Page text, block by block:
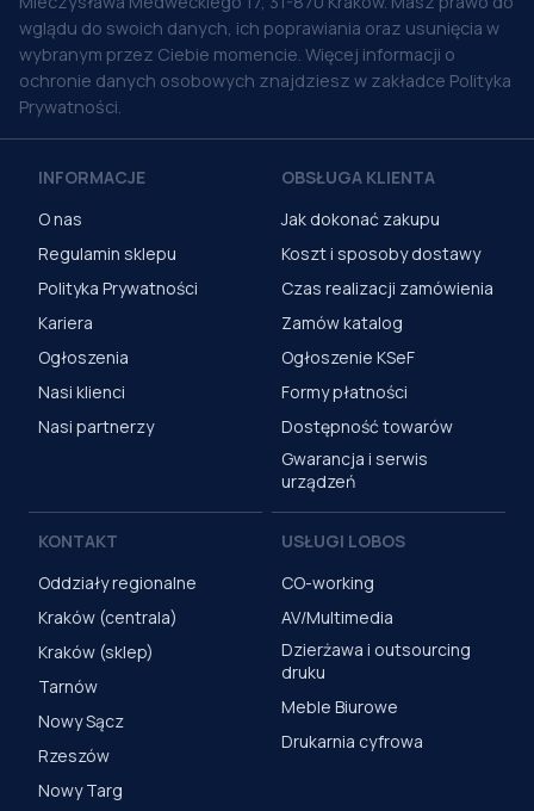
wglądu do swoich danych, ich poprawiania oraz usunięcia w
wybranym przez Ciebie momencie. Więcej informacji o
ochronie danych osobowych znajdziesz w zakładce Polityka
Prywatności.
INFORMACJE
O nas
Regulamin sklepu
Polityka Prywatności
Kariera
Ogłoszenia
Nasi klienci
Nasi partnerzy
OBSŁUGA KLIENTA
Jak dokonać zakupu
Koszt i sposoby dostawy
Czas realizacji zamówienia
Zamów katalog
Ogłoszenie KSeF
Formy płatności
Dostępność towarów
Gwarancja i serwis
urządzeń
KONTAKT
Oddziały regionalne
Kraków (centrala)
Kraków (sklep)
Tarnów
Nowy Sącz
Rzeszów
Nowy Targ
USŁUGI LOBOS
CO-working
AV/Multimedia
Dzierżawa i outsourcing
druku
Meble Biurowe
Drukarnia cyfrowa